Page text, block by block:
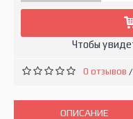
Чтобы
0 отзывов /
ОПИСАНИЕ